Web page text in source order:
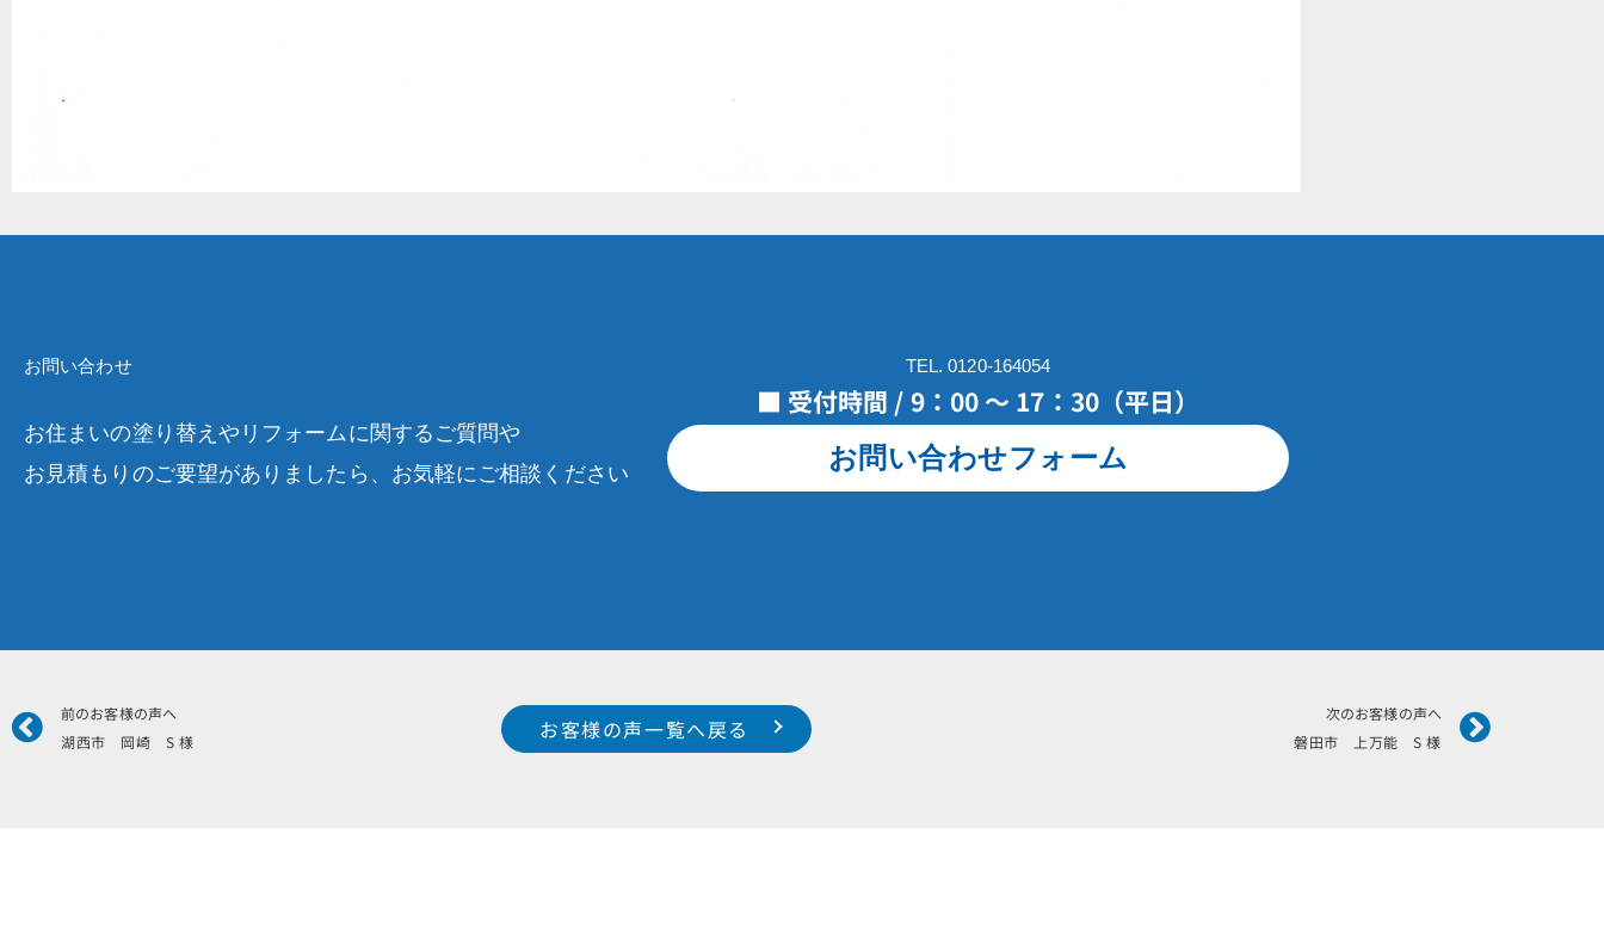
お問い合わせ
お住まいの塗り替えやリフォームに関するご質問や
お見積もりのご要望がありましたら、お気軽にご相談ください
TEL. 0120-164054
■ 受付時間 / 9：00 ～ 17：30（平日）
お問い合わせフォーム
Prev
前のお客様の声へ
湖西市 岡崎 S 様
次のお客様の声へ
磐田市 上万能 S 様
Next
お客様の声一覧へ戻る